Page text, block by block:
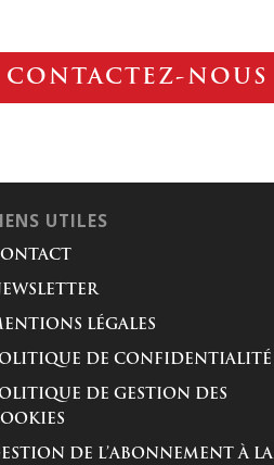
CONTACTEZ-NOUS
UTILES
LÉGALES
DE CONFIDENTIALITÉ
DE GESTION DES
DE L’ABONNEMENT À LA